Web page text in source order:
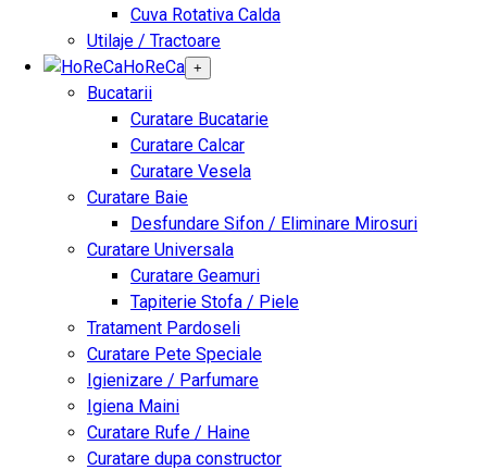
Cuva Rotativa Calda
Utilaje / Tractoare
HoReCa +
Bucatarii
Curatare Bucatarie
Curatare Calcar
Curatare Vesela
Curatare Baie
Desfundare Sifon / Eliminare Mirosuri
Curatare Universala
Curatare Geamuri
Tapiterie Stofa / Piele
Tratament Pardoseli
Curatare Pete Speciale
Igienizare / Parfumare
Igiena Maini
Curatare Rufe / Haine
Curatare dupa constructor